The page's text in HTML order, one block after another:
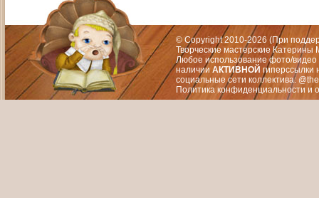
© Copyright 2010-2026 (При
Творческие мастерские
Любое использование фото/видео
наличии АКТИВНОЙ гиперссылки
социальные сети коллектива:
Политика конфиденциальности и